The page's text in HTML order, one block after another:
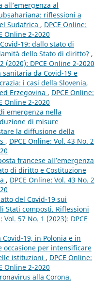
all’emergenza al
riflessioni a
Sudafrica , DPCE Online:
Online 2-2020
19: dallo stato di
dello Stato di diritto? ,
(2020): DPCE Online 2-2020
sanitaria da Covid-19 e
i casi della Slovenia,
Erzegovina , DPCE Online:
Online 2-2020
emergenza nella
di misure
la diffusione della
, DPCE Online: Vol. 43 No. 2
francese all’emergenza
di diritto e Costituzione
, DPCE Online: Vol. 43 No. 2
del Covid-19 sui
Stati composti. Riflessioni
Vol. 57 No. 1 (2023): DPCE
Covid-19, in Polonia e in
occasione per intensificare
istituzioni , DPCE Online:
Online 2-2020
alla Corona.